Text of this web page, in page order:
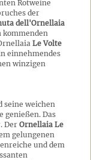
Rotweine
der
dell'Ornellaia
kommenden
Le Volte
einnehmendes
winzigen
seine weichen
genießen. Das
Der Ornellaia Le
gelungenen
und dem